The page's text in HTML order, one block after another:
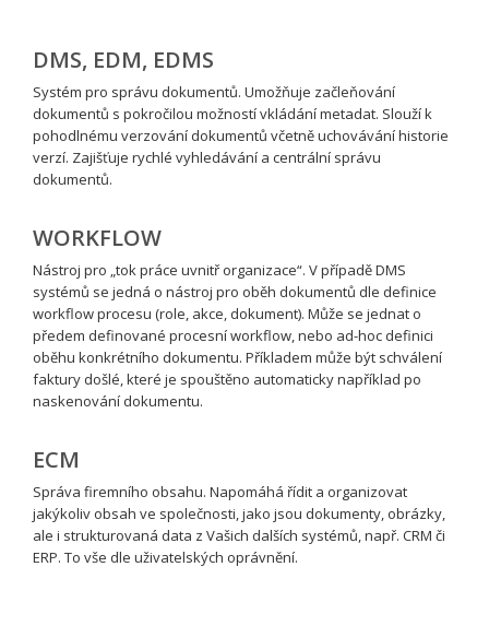
DMS, EDM, EDMS
Systém pro správu dokumentů. Umožňuje začleňování
dokumentů s pokročilou možností vkládání metadat. Slouží k
pohodlnému verzování dokumentů včetně uchovávání historie
verzí. Zajišťuje rychlé vyhledávání a centrální správu
dokumentů.
WORKFLOW
Nástroj pro „tok práce uvnitř organizace“. V případě DMS
systémů se jedná o nástroj pro oběh dokumentů dle definice
workflow procesu (role, akce, dokument). Může se jednat o
předem definované procesní workflow, nebo ad-hoc definici
oběhu konkrétního dokumentu. Příkladem může být schválení
faktury došlé, které je spouštěno automaticky například po
naskenování dokumentu.
ECM
Správa firemního obsahu. Napomáhá řídit a organizovat
jakýkoliv obsah ve společnosti, jako jsou dokumenty, obrázky,
ale i strukturovaná data z Vašich dalších systémů, např. CRM či
ERP. To vše dle uživatelských oprávnění.